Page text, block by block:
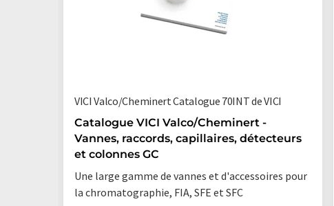
VICI Valco/Cheminert Catalogue 70INT de VICI
Catalogue VICI Valco/Cheminert -
Vannes, raccords, capillaires, détecteurs
et colonnes GC
Une large gamme de vannes et d'accessoires pour
la chromatographie, FIA, SFE et SFC